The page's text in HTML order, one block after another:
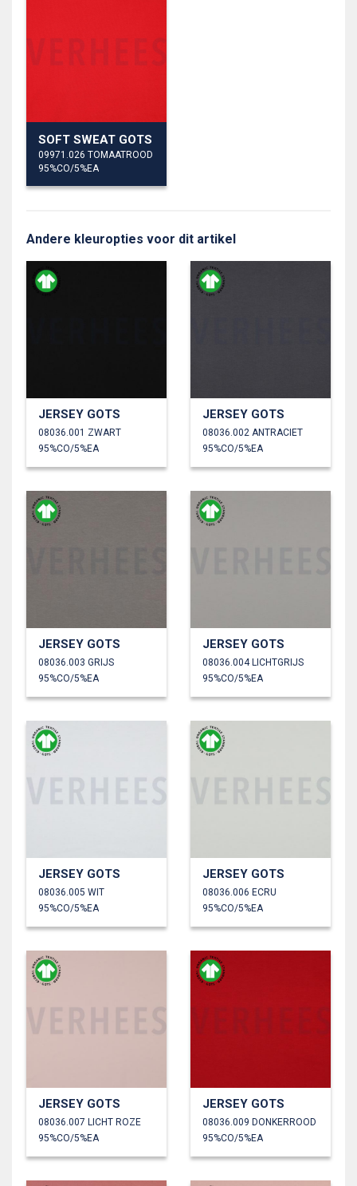
SOFT SWEAT GOTS
09971.026 TOMAATROOD
95%CO/5%EA
Andere kleuropties voor dit artikel
JERSEY GOTS
08036.001 ZWART
95%CO/5%EA
JERSEY GOTS
08036.002 ANTRACIET
95%CO/5%EA
JERSEY GOTS
08036.003 GRIJS
95%CO/5%EA
JERSEY GOTS
08036.004 LICHTGRIJS
95%CO/5%EA
JERSEY GOTS
08036.005 WIT
95%CO/5%EA
JERSEY GOTS
08036.006 ECRU
95%CO/5%EA
JERSEY GOTS
08036.007 LICHT ROZE
95%CO/5%EA
JERSEY GOTS
08036.009 DONKERROOD
95%CO/5%EA